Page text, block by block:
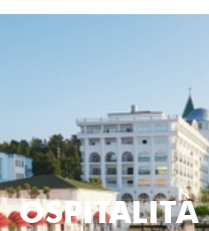
OSPITALITÀ